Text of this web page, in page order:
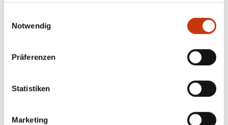
Notwendig
Präferenzen
Statistiken
Marketing